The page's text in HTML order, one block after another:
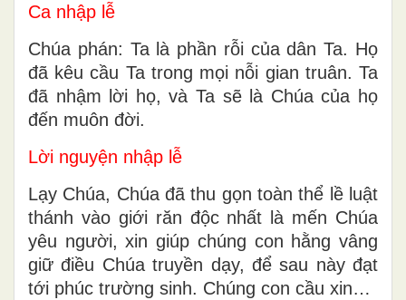
Ca nhập lễ
Chúa phán: Ta là phần rỗi của dân Ta. Họ
đã kêu cầu Ta trong mọi nỗi gian truân. Ta
đã nhậm lời họ, và Ta sẽ là Chúa của họ
đến muôn đời.
Lời nguyện nhập lễ
Lạy Chúa, Chúa đã thu gọn toàn thể lề luật
thánh vào giới răn độc nhất là mến Chúa
yêu người, xin giúp chúng con hằng vâng
giữ điều Chúa truyền dạy, để sau này đạt
tới phúc trường sinh. Chúng con cầu xin…